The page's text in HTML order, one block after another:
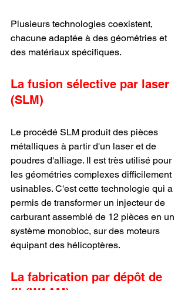
Plusieurs technologies coexistent,
chacune adaptée à des géométries et
des matériaux spécifiques.
La fusion sélective par laser
(SLM)
Le procédé SLM produit des pièces
métalliques à partir d'un laser et de
poudres d'alliage. Il est très utilisé pour
les géométries complexes difficilement
usinables. C'est cette technologie qui a
permis de transformer un injecteur de
carburant assemblé de 12 pièces en un
système monobloc, sur des moteurs
équipant des hélicoptères.
La fabrication par dépôt de